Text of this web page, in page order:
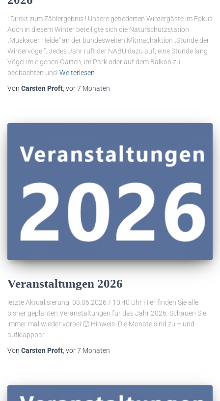
! Direkt zum Zählergebnis ! Unsere gefiederten Wintergäste im Fokus
Auch in diesem Winter beteiligte sich die Naturschutzstation
„Muskauer Heide“ an der bundesweiten Mitmachaktion „Stunde der
Wintervögel“. Jedes Jahr ruft der NABU dazu auf, eine Stunde lang
Vögel im eigenen Garten, im Park oder auf dem Balkon zu
beobachten und Weiterlesen
Von Carsten Proft, vor7 Monaten
Veranstaltungen 2026
letzte Aktualisierung: 03.06.2026 / 10.40 Uhr Hier finden Sie alle
bisher geplanten Veranstaltungen für das Jahr 2026. Schauen Sie
immer mal wieder vorbei 🙂 Hinweis: Die Monate sind zu – und
aufklappbar.
Von Carsten Proft , vor7 Monaten